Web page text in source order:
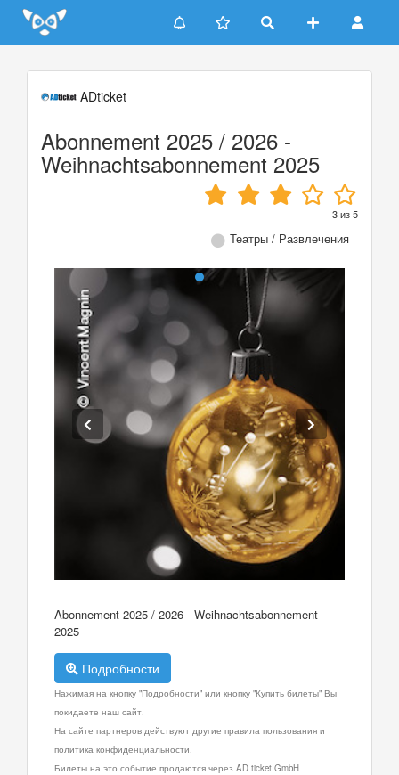
Update cookies preferences
ADticket
Abonnement 2025 / 2026 -
Weihnachtsabonnement 2025
3из5
Театры / Развлечения
Abonnement 2025 / 2026 - Weihnachtsabonnement
2025
Подробности
Нажимая на кнопку "Подробности" или кнопку "Купить билеты" Вы
покидаете наш сайт.
На сайте партнеров действуют другие правила пользования и
политика конфиденциальности.
Билеты на это событие продаются через AD ticket GmbH.